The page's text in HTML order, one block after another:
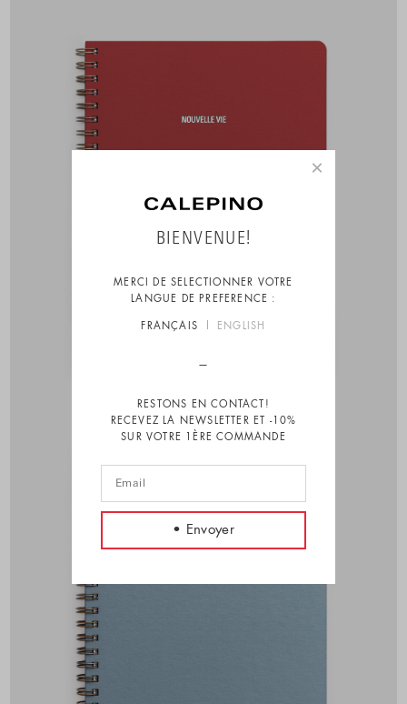
×
BIENVENUE!
MERCI DE SELECTIONNER VOTRE
LANGUE DE PREFERENCE :
FRANÇAIS ENGLISH
RESTONS EN CONTACT!
RECEVEZ LA NEWSLETTER ET -10%
SUR VOTRE 1ÈRE COMMANDE